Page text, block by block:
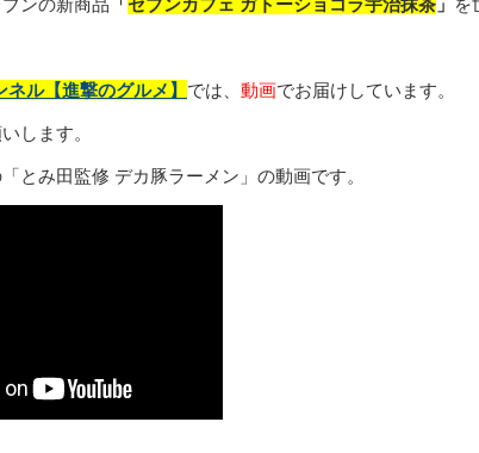
ンの新商品 「セブンカフェ ガトーショコラ宇治抹茶 」 を
ル【進撃のグルメ】 では、 動画でお届けしています。
します。
とみ田監修 デカ豚ラーメン」の動画です。